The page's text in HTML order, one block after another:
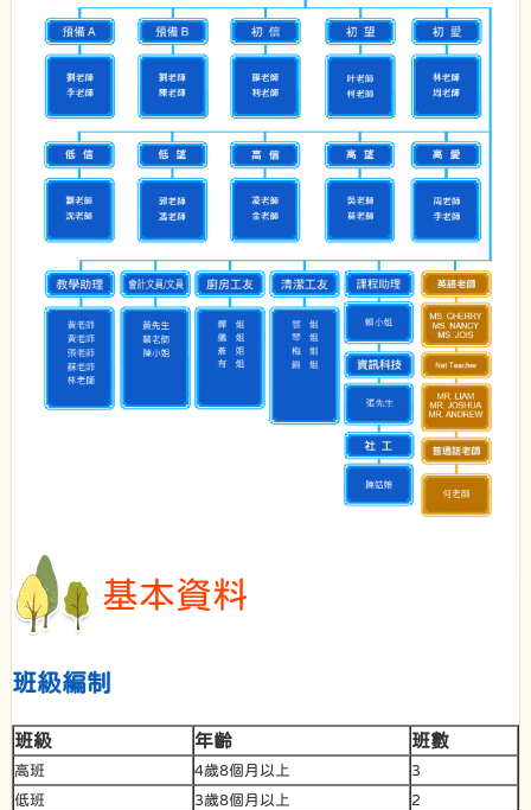
基本資料
班級編制
班級 年齡 班數
高班 4歲8個月以上
3
低班
3歲8個月以上
2